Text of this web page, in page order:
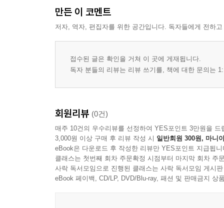
만든 이 코멘트
저자, 역자, 편집자를 위한 공간입니다. 독자들에게 전하
접수된 글은 확인을 거쳐 이 곳에 게재됩니다.
독자 분들의 리뷰는 리뷰 쓰기를, 책에 대한 문의는
회원리뷰 (0건)
매주 10건의 우수리뷰를 선정하여 YES포인트 3만원을 드
3,000원 이상 구매 후 리뷰 작성 시 일반회원 300원, 마니
eBook은 다운로드 후 작성한 리뷰만 YES포인트 지급됩니
클래스는 첫번째 회차 주문확정 시점부터 마지막 회차 주
사락 독서모임으로 진행된 클래스는 사락 독서모임 게시
eBook 페이백, CD/LP, DVD/Blu-ray, 패션 및 판매금지 상